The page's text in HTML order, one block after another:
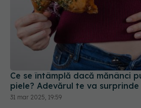
Ce se întâmplă dacă mănânci
piele? Adevărul te va surprinde
31 mar 2025, 19:59